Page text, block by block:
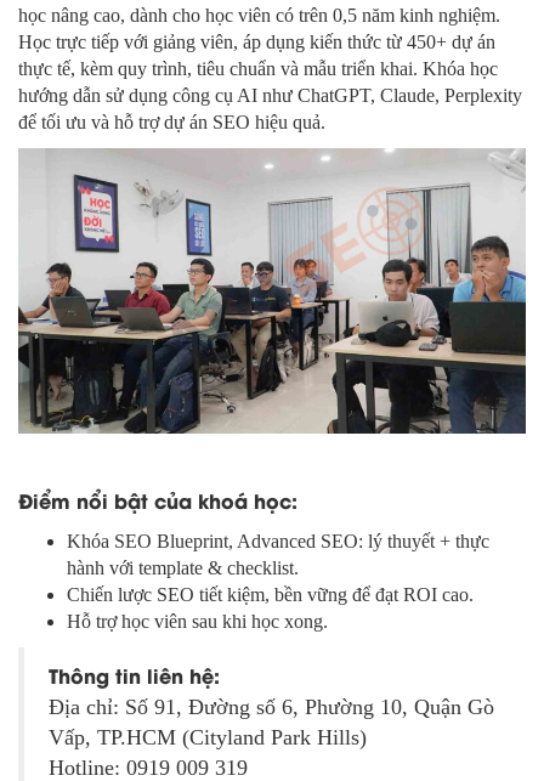
học nâng cao, dành cho học viên có trên 0,5 năm kinh nghiệm.
Học trực tiếp với giảng viên, áp dụng kiến thức từ 450+ dự án
thực tế, kèm quy trình, tiêu chuẩn và mẫu triển khai. Khóa học
hướng dẫn sử dụng công cụ AI như ChatGPT, Claude, Perplexity
để tối ưu và hỗ trợ dự án SEO hiệu quả.
Điểm nổi bật của khoá học:
Khóa SEO Blueprint, Advanced SEO: lý thuyết + thực
hành với template & checklist.
Chiến lược SEO tiết kiệm, bền vững để đạt ROI cao.
Hỗ trợ học viên sau khi học xong.
Thông tin liên hệ:
Địa chỉ: Số 91, Đường số 6, Phường 10, Quận Gò
Vấp, TP.HCM (Cityland Park Hills)
Hotline: 0919 009 319